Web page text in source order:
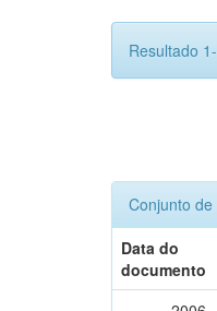
Resultado
Conjunto de
Data do
documento